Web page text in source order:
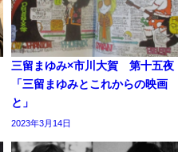
三留まゆみ×市川大賀 第十五夜
「三留まゆみとこれからの映画
と」
2023年3月14日